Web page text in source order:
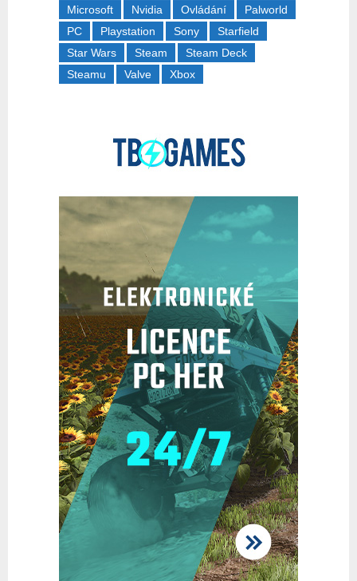
Microsoft
Nvidia Ovládání
Palworld
PC
Playstation Sony
Starfield
Star Wars
Steam
Steam Deck
Steamu
Valve Xbox